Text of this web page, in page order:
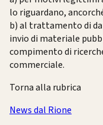
lo riguardano,
b) al trattamento di
invio di materiale
compimento di
commerciale.
Torna alla rubrica
News dal Rione